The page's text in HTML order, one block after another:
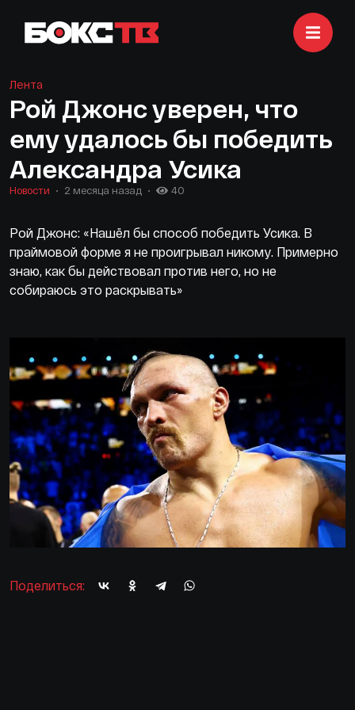
Лента
Рой Джонс уверен, что
ему удалось бы победить
Александра Усика
Новости 2 месяца назад 40
Рой Джонс: «Нашёл бы способ победить Усика. В
праймовой форме я не проигрывал никому. Примерно
знаю, как бы действовал против него, но не
собираюсь это раскрывать»
Поделиться: